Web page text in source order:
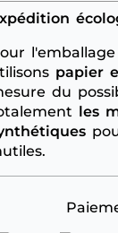
papier
du
les